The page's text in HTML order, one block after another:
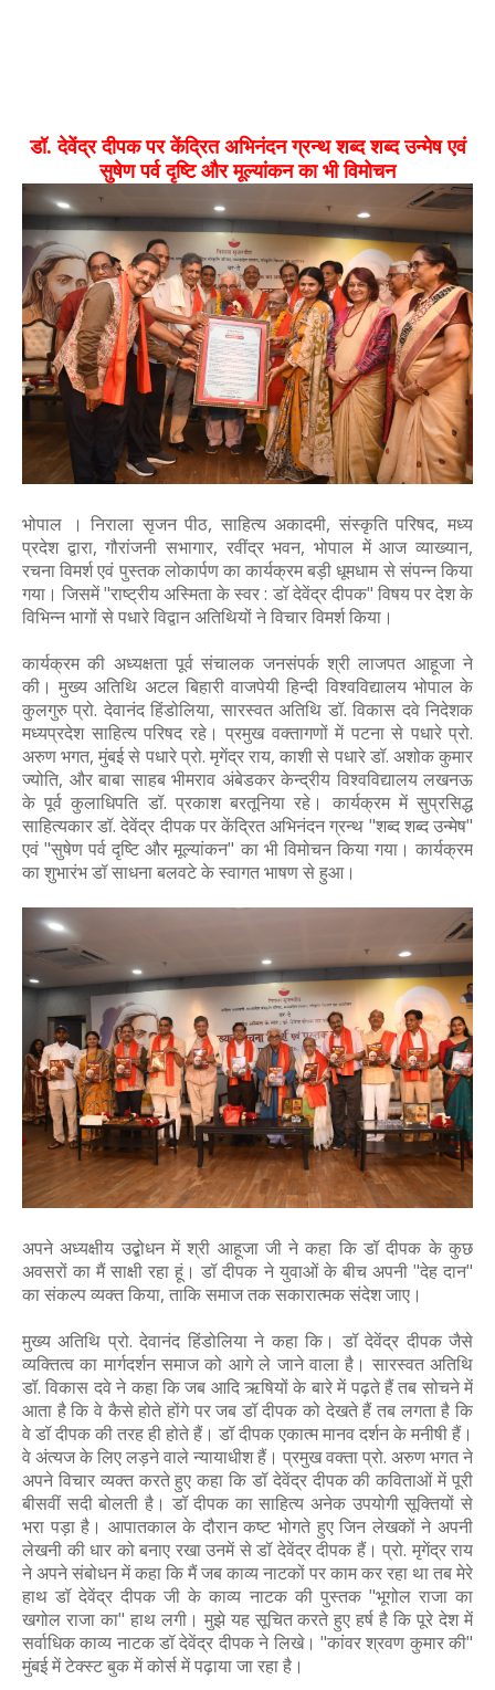
डॉ. देवेंद्र दीपक पर केंद्रित अभिनंदन ग्रन्थ शब्द शब्द उन्मेष एवं
सुषेण पर्व दृष्टि और मूल्यांकन का भी विमोचन
भोपाल । निराला सृजन पीठ, साहित्य अकादमी, संस्कृति परिषद, मध्य
प्रदेश द्वारा, गौरांजनी सभागार, रवींद्र भवन, भोपाल में आज व्याख्यान,
रचना विमर्श एवं पुस्तक लोकार्पण का कार्यक्रम बड़ी धूमधाम से संपन्न किया
गया। जिसमें "राष्ट्रीय अस्मिता के स्वर : डॉ देवेंद्र दीपक" विषय पर देश के
विभिन्न भागों से पधारे विद्वान अतिथियों ने विचार विमर्श किया।
कार्यक्रम की अध्यक्षता पूर्व संचालक जनसंपर्क श्री लाजपत आहूजा ने
की। मुख्य अतिथि अटल बिहारी वाजपेयी हिन्दी विश्वविद्यालय भोपाल के
कुलगुरु प्रो. देवानंद हिंडोलिया, सारस्वत अतिथि डॉ. विकास दवे निदेशक
मध्यप्रदेश साहित्य परिषद रहे। प्रमुख वक्तागणों में पटना से पधारे प्रो.
अरुण भगत, मुंबई से पधारे प्रो. मृगेंद्र राय, काशी से पधारे डॉ. अशोक कुमार
ज्योति, और बाबा साहब भीमराव अंबेडकर केन्द्रीय विश्वविद्यालय लखनऊ
के पूर्व कुलाधिपति डॉ. प्रकाश बरतूनिया रहे। कार्यक्रम में सुप्रसिद्ध
साहित्यकार डॉ. देवेंद्र दीपक पर केंद्रित अभिनंदन ग्रन्थ "शब्द शब्द उन्मेष"
एवं "सुषेण पर्व दृष्टि और मूल्यांकन" का भी विमोचन किया गया। कार्यक्रम
का शुभारंभ डॉ साधना बलवटे के स्वागत भाषण से हुआ।
अपने अध्यक्षीय उद्बोधन में श्री आहूजा जी ने कहा कि डॉ दीपक के कुछ
अवसरों का मैं साक्षी रहा हूं। डॉ दीपक ने युवाओं के बीच अपनी "देह दान"
का संकल्प व्यक्त किया, ताकि समाज तक सकारात्मक संदेश जाए।
मुख्य अतिथि प्रो. देवानंद हिंडोलिया ने कहा कि। डॉ देवेंद्र दीपक जैसे
व्यक्तित्व का मार्गदर्शन समाज को आगे ले जाने वाला है। सारस्वत अतिथि
डॉ. विकास दवे ने कहा कि जब आदि ऋषियों के बारे में पढ़ते हैं तब सोचने में
आता है कि वे कैसे होते होंगे पर जब डॉ दीपक को देखते हैं तब लगता है कि
वे डॉ दीपक की तरह ही होते हैं। डॉ दीपक एकात्म मानव दर्शन के मनीषी हैं।
वे अंत्यज के लिए लड़ने वाले न्यायाधीश हैं। प्रमुख वक्ता प्रो. अरुण भगत ने
अपने विचार व्यक्त करते हुए कहा कि डॉ देवेंद्र दीपक की कविताओं में पूरी
बीसवीं सदी बोलती है। डॉ दीपक का साहित्य अनेक उपयोगी सूक्तियों से
भरा पड़ा है। आपातकाल के दौरान कष्ट भोगते हुए जिन लेखकों ने अपनी
लेखनी की धार को बनाए रखा उनमें से डॉ देवेंद्र दीपक हैं। प्रो. मृगेंद्र राय
ने अपने संबोधन में कहा कि मैं जब काव्य नाटकों पर काम कर रहा था तब मेरे
हाथ डॉ देवेंद्र दीपक जी के काव्य नाटक की पुस्तक "भूगोल राजा का
खगोल राजा का" हाथ लगी। मुझे यह सूचित करते हुए हर्ष है कि पूरे देश में
सर्वाधिक काव्य नाटक डॉ देवेंद्र दीपक ने लिखे। "कांवर श्रवण कुमार की"
मुंबई में टेक्स्ट बुक में कोर्स में पढ़ाया जा रहा है।